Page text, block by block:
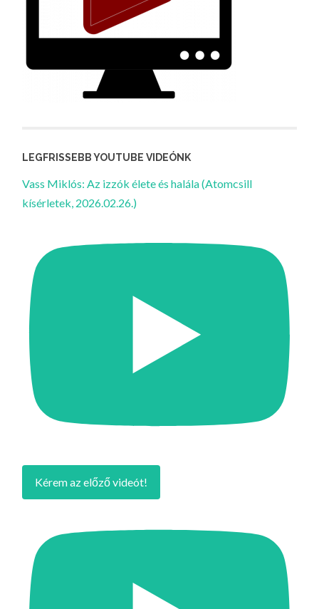
LEGFRISSEBB YOUTUBE VIDEÓNK
Vass Miklós: Az izzók élete és halála (Atomcsill
kísérletek, 2026.02.26.)
Kérem az előző videót!